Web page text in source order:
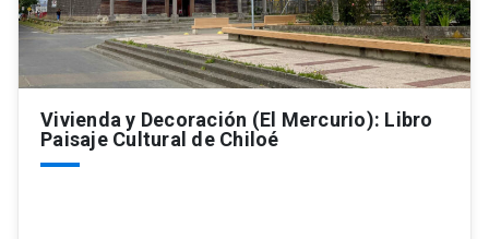
Vivienda y Decoración (El Mercurio): Libro
Paisaje Cultural de Chiloé